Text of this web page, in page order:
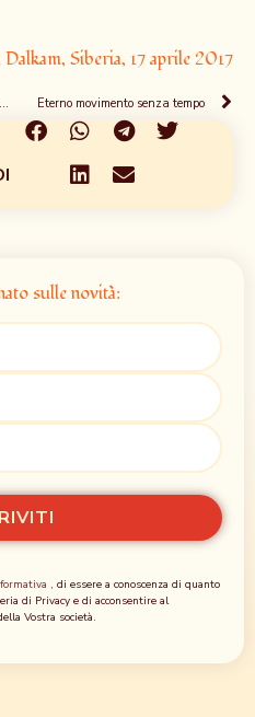
Dalkam, Siberia, 17 aprile 2017
Passato e futuro esistono solo nella mente Eterno movimento senza tempo
sulle novità:
, di essere a conoscenza di quanto
di Privacy e di acconsentire al
Vostra società.